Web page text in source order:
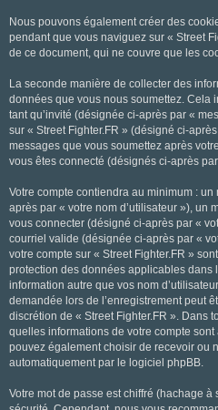
Nous pouvons également créer des
pendant que vous naviguez sur « Street
de ce document, qui ne couvre que les
La seconde manière de collecter des
données que vous nous soumettez. Cela
tant qu’invité (désignée ci-après par «
sur « Street Fighter.FR » (désigné ci-
messages que vous soumettez après
vous êtes connecté (désignés ci-après
Votre compte contiendra au minimum :
après par « votre nom d’utilisateur »), un
vous connecter (désigné ci-après par «
courriel valide (désignée ci-après par «
votre compte sur « Street Fighter.FR »
protection des données applicables dans
information autre que vos nom
demandée lors de l’enregistrement peut
discrétion de « Street Fighter.FR ». Dans
quelles informations de votre compte
pouvez également choisir de recevoir ou
automatiquement par le logiciel phpBB.
Votre mot de passe est chiffré (hachage